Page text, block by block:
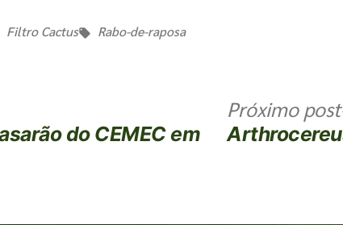
Filtro Cactus Rabo-de-raposa
do CEMEC em
Próximo post